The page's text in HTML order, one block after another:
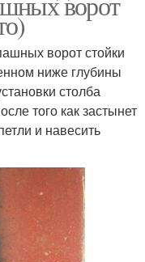
ворот стойки
ниже глубины
столба
того как застынет
и навесить